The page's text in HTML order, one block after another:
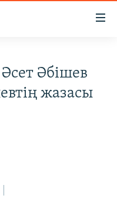
Әбішев
жазасы